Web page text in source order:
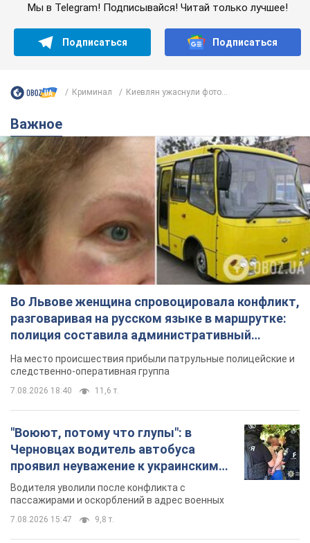
Мы в Telegram! Подписывайся! Читай только лучшее!
Подписаться Подписаться
Криминал Киевлян ужаснули фото...
Важное
Во Львове женщина спровоцировала конфликт,
разговаривая на русском языке в маршрутке:
полиция составила административный
протокол. Видео
На место происшествия прибыли патрульные полицейские и
следственно-оперативная группа
7.08.2026 18:40 11,6 т.
"Воюют, потому что глупы": в
Черновцах водитель автобуса
проявил неуважение к украинским
военным и поплатился за это.
Видео
Водителя уволили после конфликта с
пассажирами и оскорблений в адрес военных
7.08.2026 15:47 9,8 т.